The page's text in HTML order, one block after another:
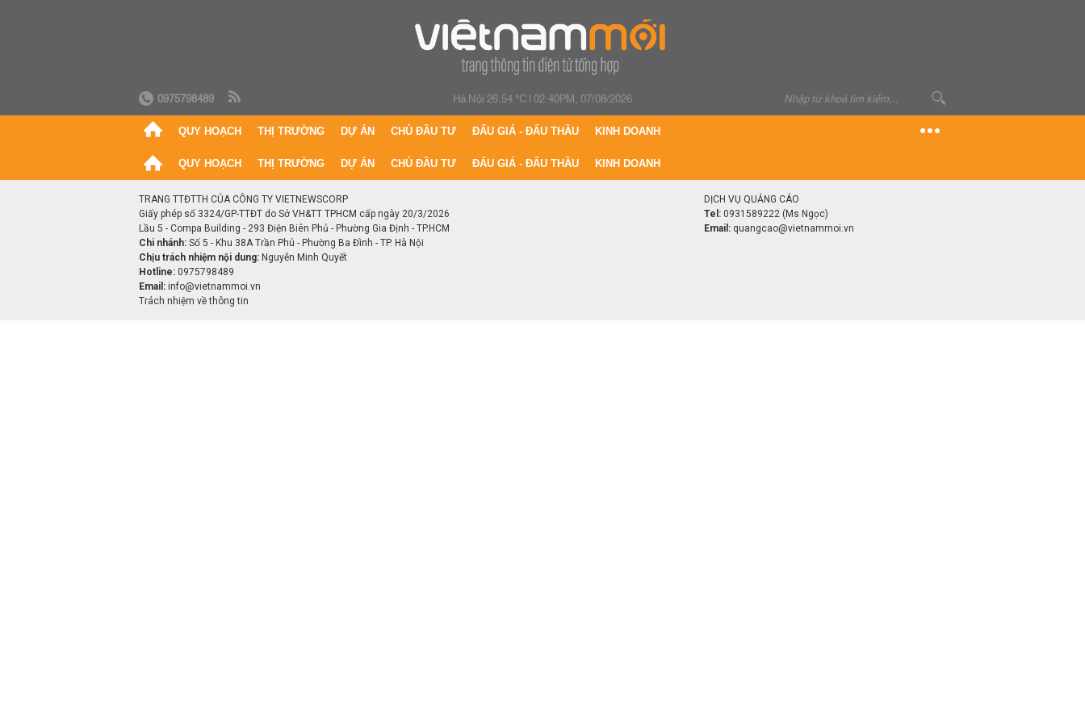
0975798489 Hà Nội 26.54 °C|02:40PM, 07/08/2026
QUY HOẠCH THỊ TRƯỜNG DỰ ÁN CHỦ ĐẦU TƯ ĐẤU GIÁ - ĐẤU THẦU KINH DOANH
QUY HOẠCH THỊ TRƯỜNG DỰ ÁN CHỦ ĐẦU TƯ ĐẤU GIÁ - ĐẤU THẦU KINH DOANH
TRANG TTĐTTH CỦA CÔNG TY VIETNEWSCORP
Giấy phép số 3324/GP-TTĐT do Sở VH&TT TPHCM cấp ngày 20/3/2026
Lầu 5 - Compa Building - 293 Điện Biên Phủ - Phường Gia Định - TP.HCM
Chi nhánh: Số 5 - Khu 38A Trần Phú - Phường Ba Đình - TP. Hà Nội
Chịu trách nhiệm nội dung: Nguyễn Minh Quyết
Hotline: 0975798489
Email: info@vietnammoi.vn
Trách nhiệm về thông tin
DỊCH VỤ QUẢNG CÁO
Tel: 0931589222 (Ms Ngọc)
Email: quangcao@vietnammoi.vn